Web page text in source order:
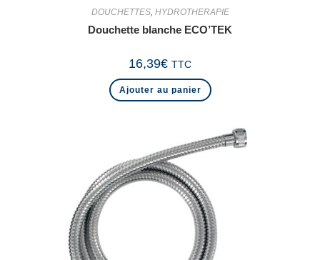
DOUCHETTES, HYDROTHERAPIE
Douchette blanche ECO’TEK
16,39€ TTC
Ajouter au panier